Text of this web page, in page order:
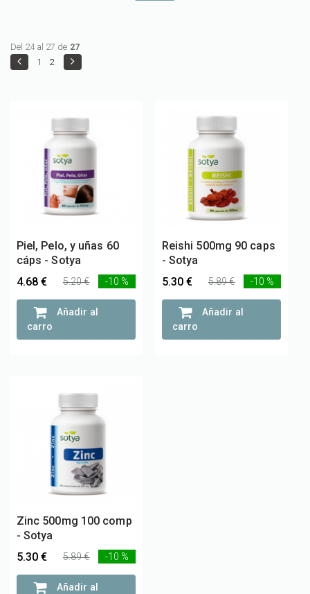
Del 24 al 27 de 27
1
2
Piel, Pelo, y uñas 60
cáps - Sotya
4.68 €
5.20 € -10 %
Añadir al
carro
Reishi 500mg 90 caps
- Sotya
5.30 €
5.89 € -10 %
Añadir al
carro
Zinc 500mg 100 comp
- Sotya
5.30 €
5.89 € -10 %
Añadir al